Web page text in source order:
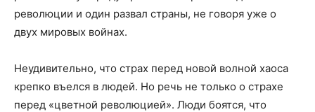
революции и один развал страны, не говоря уже о
двух мировых войнах.
Неудивительно, что страх перед новой волной хаоса
крепко въелся в людей. Но речь не только о страхе
перед «цветной революцией». Люди боятся, что